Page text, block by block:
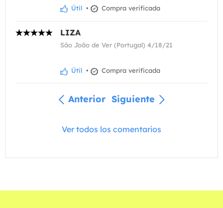
Útil • Compra verificada
LIZA
São João de Ver (Portugal) 4/18/21
Útil • Compra verificada
Anterior Siguiente
Ver todos los comentarios